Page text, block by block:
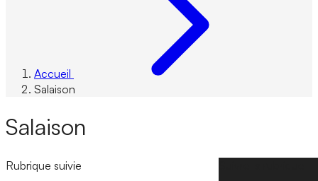
Accueil
Salaison
Salaison
Rubrique suivie